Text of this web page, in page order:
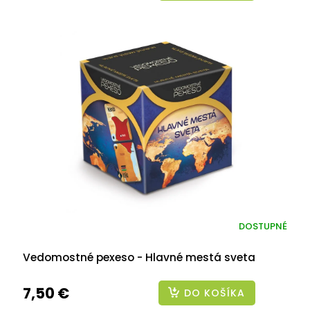
Vedomostné pexeso - Hlavné mestá sveta
DOSTUPNÉ
7,50 € DO KOŠÍKA